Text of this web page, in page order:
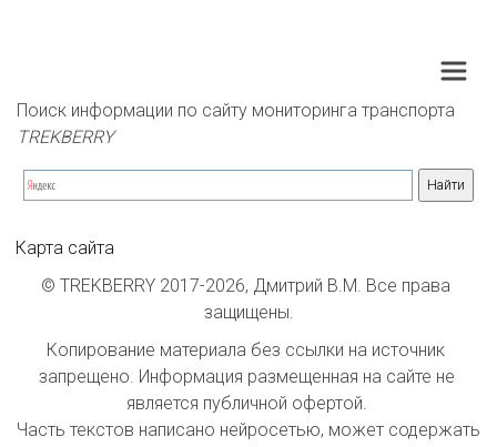
Поиск информации по сайту мониторинга транспорта
TREKBERRY
Карта сайта
© TREKBERRY 2017-2026, Дмитрий В.М. Все права
защищены.
Копирование материала без ссылки на источник
запрещено. Информация размещенная на сайте не
является публичной офертой.
Часть текстов написано нейросетью, может содержать